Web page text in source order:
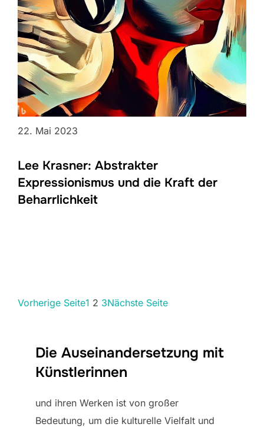
22. Mai 2023
Lee Krasner: Abstrakter
Expressionismus und die Kraft der
Beharrlichkeit
Vorherige Seite1 2 3Nächste Seite
Die Auseinandersetzung mit
Künstlerinnen
und ihren Werken ist von großer
Bedeutung, um die kulturelle Vielfalt und